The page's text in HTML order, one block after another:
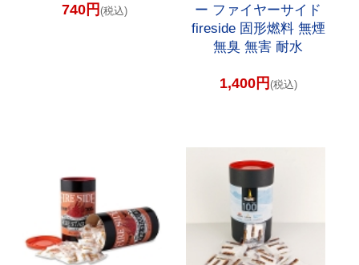
740円(税込)
ー ファイヤーサイド
fireside 固形燃料 無煙
無臭 無害 耐水
1,400円 (税込)